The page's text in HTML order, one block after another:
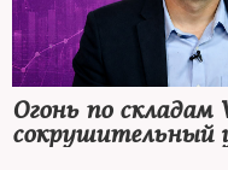
Огонь по складам
сокрушительный